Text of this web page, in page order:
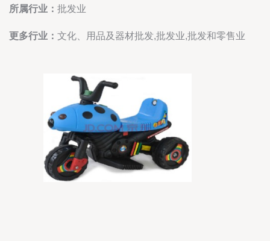
所属行业： 批发业
更多行业： 文化、用品及器材批发,批发业,批发和零售业